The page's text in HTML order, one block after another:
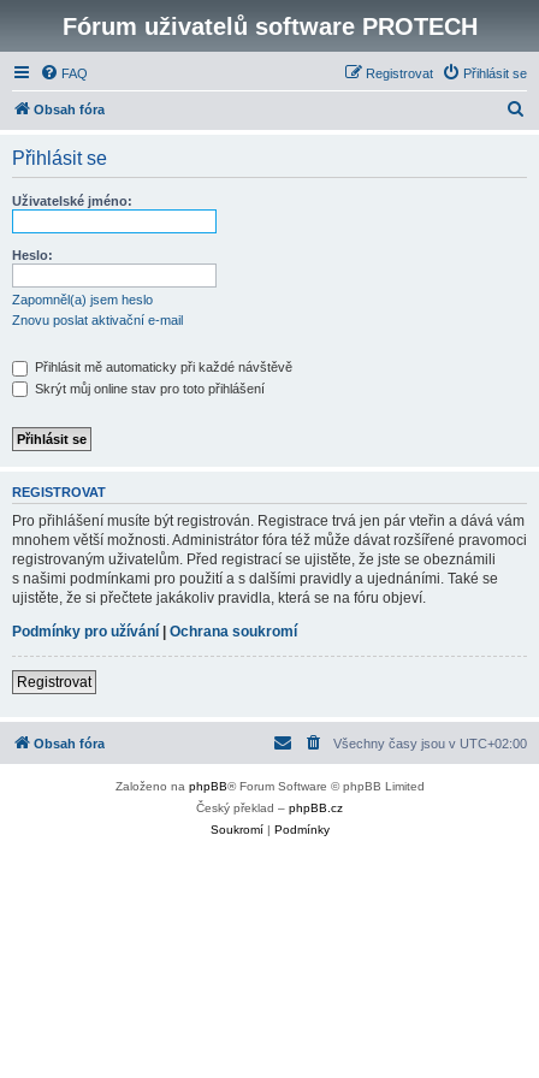
Fórum uživatelů software PROTECH
FAQ Přihlásit se
Registrovat
Obsah fóra
Přihlásit se
Uživatelské jméno:
Heslo:
Zapomněl(a) jsem heslo
Znovu poslat aktivační e-mail
Přihlásit mě automaticky při každé návštěvě
Skrýt můj online stav pro toto přihlášení
REGISTROVAT
Pro přihlášení musíte být registrován. Registrace trvá jen pár vteřin a dává vám
mnohem větší možnosti. Administrátor fóra též může dávat rozšířené pravomoci
registrovaným uživatelům. Před registrací se ujistěte, že jste se obeznámili
s našimi podmínkami pro použití a s dalšími pravidly a ujednáními. Také se
ujistěte, že si přečtete jakákoliv pravidla, která se na fóru objeví.
Podmínky pro užívání | Ochrana soukromí
Registrovat
Obsah fóra Všechny časy jsou v UTC+02:00
Založeno na phpBB® Forum Software © phpBB Limited
Český překlad – phpBB.cz
Soukromí| Podmínky